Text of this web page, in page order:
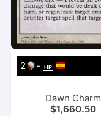
2 -HP
Dawn Charm
$1,660.50